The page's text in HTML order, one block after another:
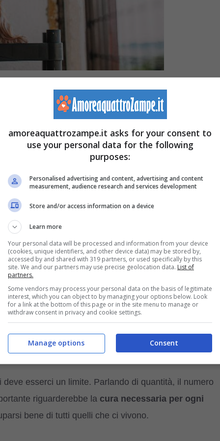
per salvarli da una vita non felice e solitaria. Capita di
cambiarne l’esistenza e donargli amore e protezione
nel prendersi cura di animali diversi.
più bello e sopportabile, soprattutto per chi è solo
con più animali,nello stesso ambiente, senza
questa domanda. C’è una curiosità, rivelata da uno
animali. Si tratterebbe del cosiddettodisturbo
all’accumulonella casa piuttosto che alla ricerca di
vita.
di avere una casa sporca o, comunque,
insieme, a meno che non ci si lasci aiutare da
esserci un limite. Parlando di quantità, il numero
riguarderebbe la cura necessaria per ogni
bene di tutti quelli che ci vivono.
amoreaquattrozampe.it asks for your consent to
use your personal data for the following
purposes:
Personalised advertising and content, advertising and content
measurement, audience research and services development
Store and/or access information on a device
Learn more
Your personal data will be processed and information from your device
(cookies, unique identifiers, and other device data) may be stored by,
accessed by and shared with 319 partners, or used specifically by this
site. We and our partners may use precise geolocation data. List of
partners.
Some vendors may process your personal data on the basis of legitimate
interest, which you can object to by managing your options below. Look
for a link at the bottom of this page or in the site menu to manage or
withdraw consent in privacy and cookie settings.
Consent
Manage options